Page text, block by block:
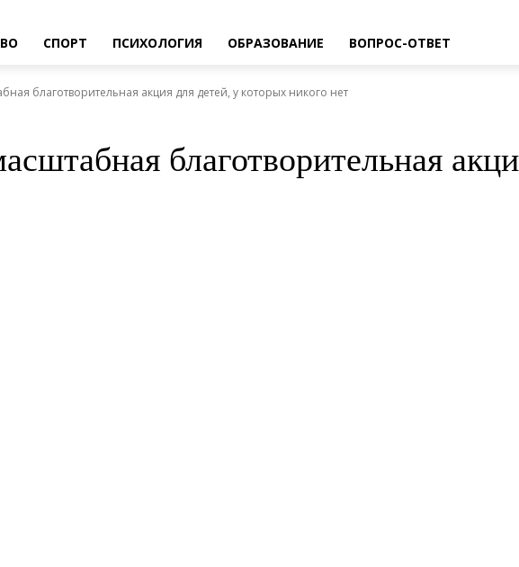
СПОРТ ПСИХОЛОГИЯ ОБРАЗОВАНИЕ ВОПРОС-ОТВЕТ
благотворительная акция для детей, у которых никого нет
благотворительная